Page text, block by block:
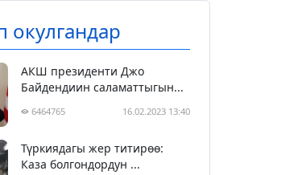
окулгандар
АКШ президенти Джо
Байдендиин саламаттыгын...
6464765 16.02.2023 13:40
Түркиядагы жер титирөө:
Каза болгондордун ...